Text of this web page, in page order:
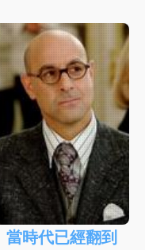
當時代已經翻到